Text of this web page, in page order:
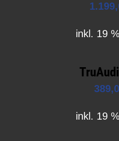
inkl. 19
inkl. 19